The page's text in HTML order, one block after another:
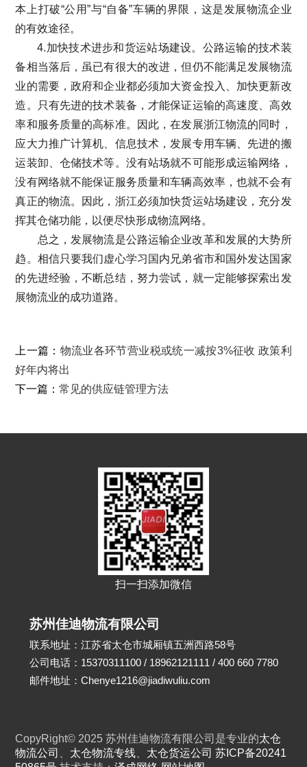
本上打破“公用”与“自备”车辆的界限，这是发展物流企业
的有效途径。
4.加快技术进步和货运站场建设。公路运输的技术装
备相当落后，虽已有很大的改进，但仍不能满足发展物流
业的需要，政府和企业都必须加大资金投入、加快更新改
造。只有先进的技术装备，才能保证运输的高速度、高效
率和服务质量的高标准。因此，在发展浙江物流的同时，
应大力推广计算机、信息技术，发展专用车辆、先进的搬
运装卸、仓储技术等。没有站场就不可能形成运输网络，
没有网络就不能保证服务质量和车辆高效率，也就不会有
真正的物流。因此，浙江必须加快货运站场建设，充分发
挥其仓储功能，以便尽快形成物流网络。
总之，发展物流是公路运输企业改革和发展的大势所
趋。相信只要我们虚心学习国内兄弟省市和国外发达国家
的先进经验，不断总结，努力尝试，就一定能够探索出发
展物流业的成功道路。
上一篇： 物流业各环节营业税或统一减按3%征收 政策利
好年内将出
下一篇：常见的供应链管理方法
扫一扫添加微信
苏州佳迪物流有限公司
联系地址：江苏省太仓市城厢镇五洲西路58号
公司电话：15370311100 / 18962121111 / 400 660 7780
邮件地址：Chenye1216@jiadiwuliu.com
CopyRight© 2025 苏州佳迪物流有限公司是专业的太仓
物流公司
太仓物流专线 太仓货运公司 苏ICP备20241